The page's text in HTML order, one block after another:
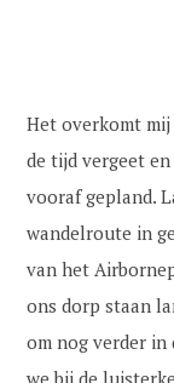
Het overkomt
de tijd vergeet
vooraf gepland.
wandelroute in
van het
ons dorp staan
om nog verder
we bij de